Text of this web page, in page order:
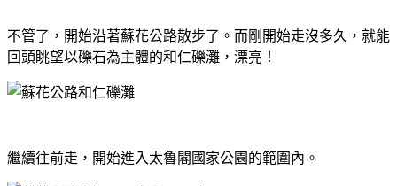
不管了，開始沿著蘇花公路散步了。而剛開始走沒多久，就能
回頭眺望以礫石為主體的和仁礫灘，漂亮！
繼續往前走，開始進入太魯閣國家公園的範圍內。